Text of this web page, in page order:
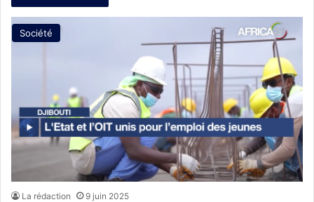
Société
La rédaction 9 juin 2025